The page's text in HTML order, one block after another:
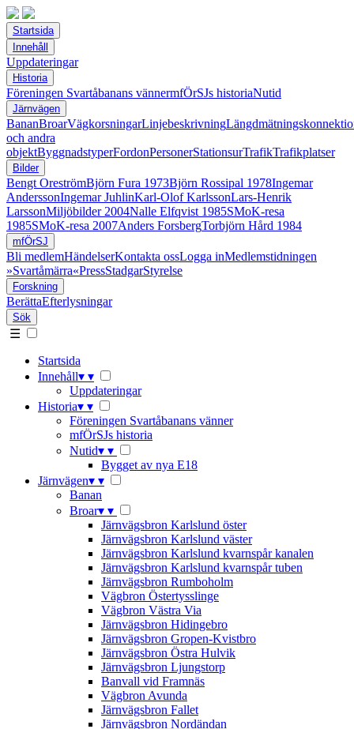
Startsida
Innehåll
Uppdateringar
Historia
Föreningen Svartåbanans vännermfÖrSJs historiaNutid
Järnvägen
BananBroarVägkorsningarLinjebeskrivning
och andra
objektByggnadstyperFordonPersonerStationsurTrafikTrafikplatser
Bilder
Bengt OreströmBjörn Fura 1973Björn Rossipal 1978Ingemar
AnderssonIngemar JuhlinKarl-Olof KarlssonLars-Henrik
LarssonMiljöbilder 2004Nalle Elfqvist 1985SMoK-resa
1985SMoK-resa 2007Anders ForsbergTorbjörn Hård 1984
mfÖrSJ
Bli medlemHändelserKontakta ossLogga inMedlemstidningen
»Svartåmärra«PressStadgarStyrelse
Forskning
BerättaEfterlysningar
Sök
☰
Startsida
Innehåll▾ ▾
Uppdateringar
Historia▾ ▾
Föreningen Svartåbanans vänner
mfÖrSJs historia
Nutid▾ ▾
Bygget av nya E18
Järnvägen▾ ▾
Banan
Broar▾ ▾
Järnvägsbron Karlslund öster
Järnvägsbron Karlslund väster
Järnvägsbron Karlslund kvarnspår kanalen
Järnvägsbron Karlslund kvarnspår tuben
Järnvägsbron Rumboholm
Vägbron Östertysslinge
Vägbron Västra Via
Järnvägsbron Hidingebro
Järnvägsbron Gropen-Kvistbro
Järnvägsbron Östra Hulvik
Järnvägsbron Ljungstorp
Banvall vid Framnäs
Vägbron Avunda
Järnvägsbron Fallet
Järnvägsbron Nordändan